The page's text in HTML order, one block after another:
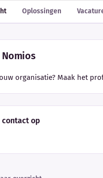
Oplossingen
Nomios
organisatie? Maak het
contact op